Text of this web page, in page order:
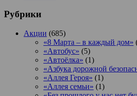
Рубрики
Акции (685)
«8 Марта – в каждый дом»
«Автобус» (5)
«Автоёлка» (1)
«Азбука дорожной
«Аллея Героя» (1)
«Аллея семьи» (1)